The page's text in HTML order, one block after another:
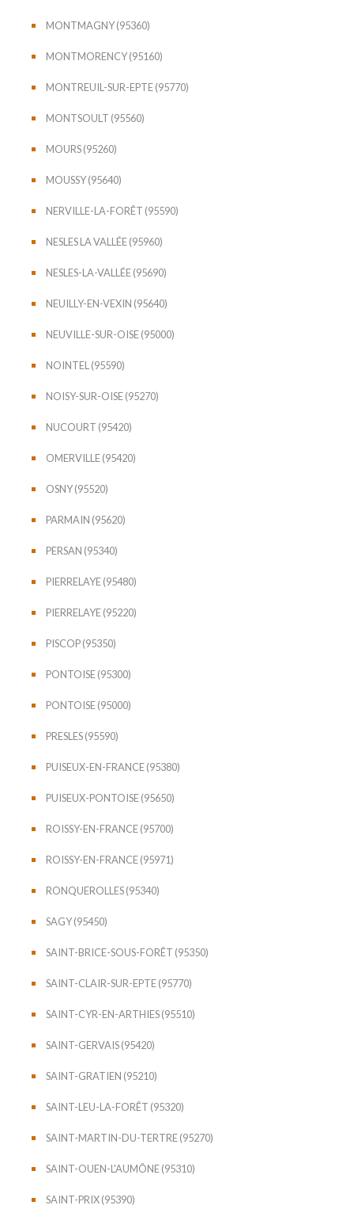
MONTMAGNY (95360)
MONTMORENCY (95160)
MONTREUIL-SUR-EPTE (95770)
MONTSOULT (95560)
MOURS (95260)
MOUSSY (95640)
NERVILLE-LA-FORÊT (95590)
NESLES LA VALLÉE (95960)
NESLES-LA-VALLÉE (95690)
NEUILLY-EN-VEXIN (95640)
NEUVILLE-SUR-OISE (95000)
NOINTEL (95590)
NOISY-SUR-OISE (95270)
NUCOURT (95420)
OMERVILLE (95420)
OSNY (95520)
PARMAIN (95620)
PERSAN (95340)
PIERRELAYE (95480)
PIERRELAYE (95220)
PISCOP (95350)
PONTOISE (95300)
PONTOISE (95000)
PRESLES (95590)
PUISEUX-EN-FRANCE (95380)
PUISEUX-PONTOISE (95650)
ROISSY-EN-FRANCE (95700)
ROISSY-EN-FRANCE (95971)
RONQUEROLLES (95340)
SAGY (95450)
SAINT-BRICE-SOUS-FORÊT (95350)
SAINT-CLAIR-SUR-EPTE (95770)
SAINT-CYR-EN-ARTHIES (95510)
SAINT-GERVAIS (95420)
SAINT-GRATIEN (95210)
SAINT-LEU-LA-FORÊT (95320)
SAINT-MARTIN-DU-TERTRE (95270)
SAINT-OUEN-L'AUMÔNE (95310)
SAINT-PRIX (95390)